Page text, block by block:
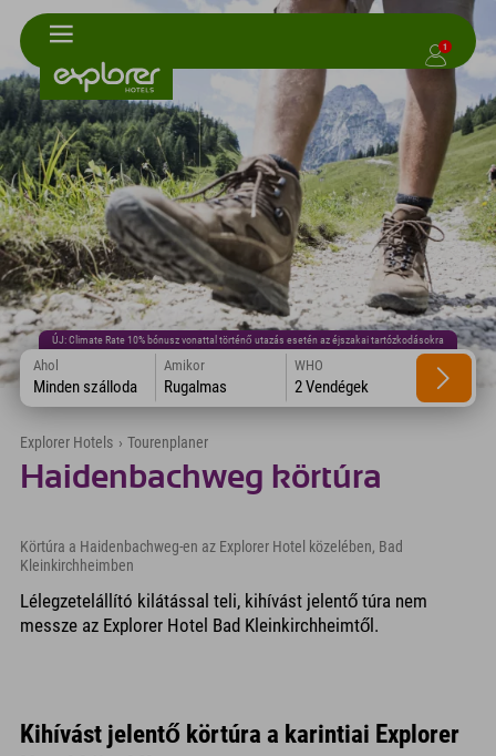
1
ÚJ: Climate Rate 10% bónusz vonattal történő utazás esetén az éjszakai tartózkodásokra
Ahol
Minden szálloda
Amikor
Rugalmas
WHO
2 Vendégek
Explorer Hotels › Tourenplaner
Haidenbachweg körtúra
Körtúra a Haidenbachweg-en az Explorer Hotel közelében, Bad
Kleinkirchheimben
Lélegzetelállító kilátással teli, kihívást jelentő túra nem
messze az Explorer Hotel Bad Kleinkirchheimtől.
Kihívást jelentő körtúra a karintiai Explorer